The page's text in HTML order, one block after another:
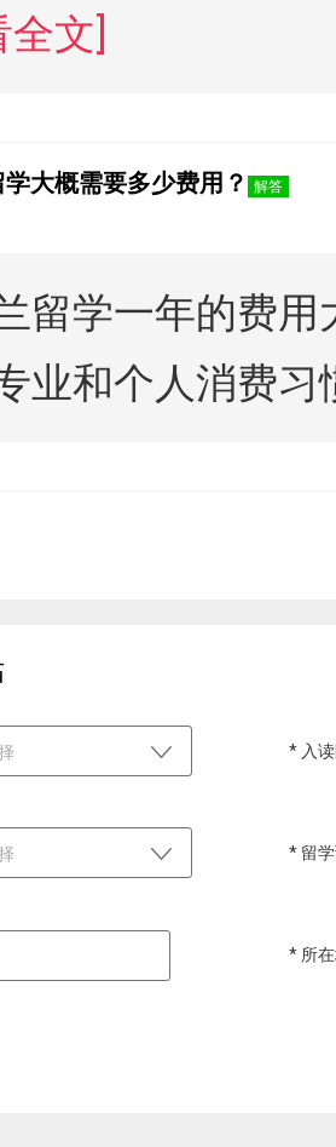
全文]
大概需要多少费用？ 解答
留学一年的费
业和个人消费习
* 入
* 留
* 所